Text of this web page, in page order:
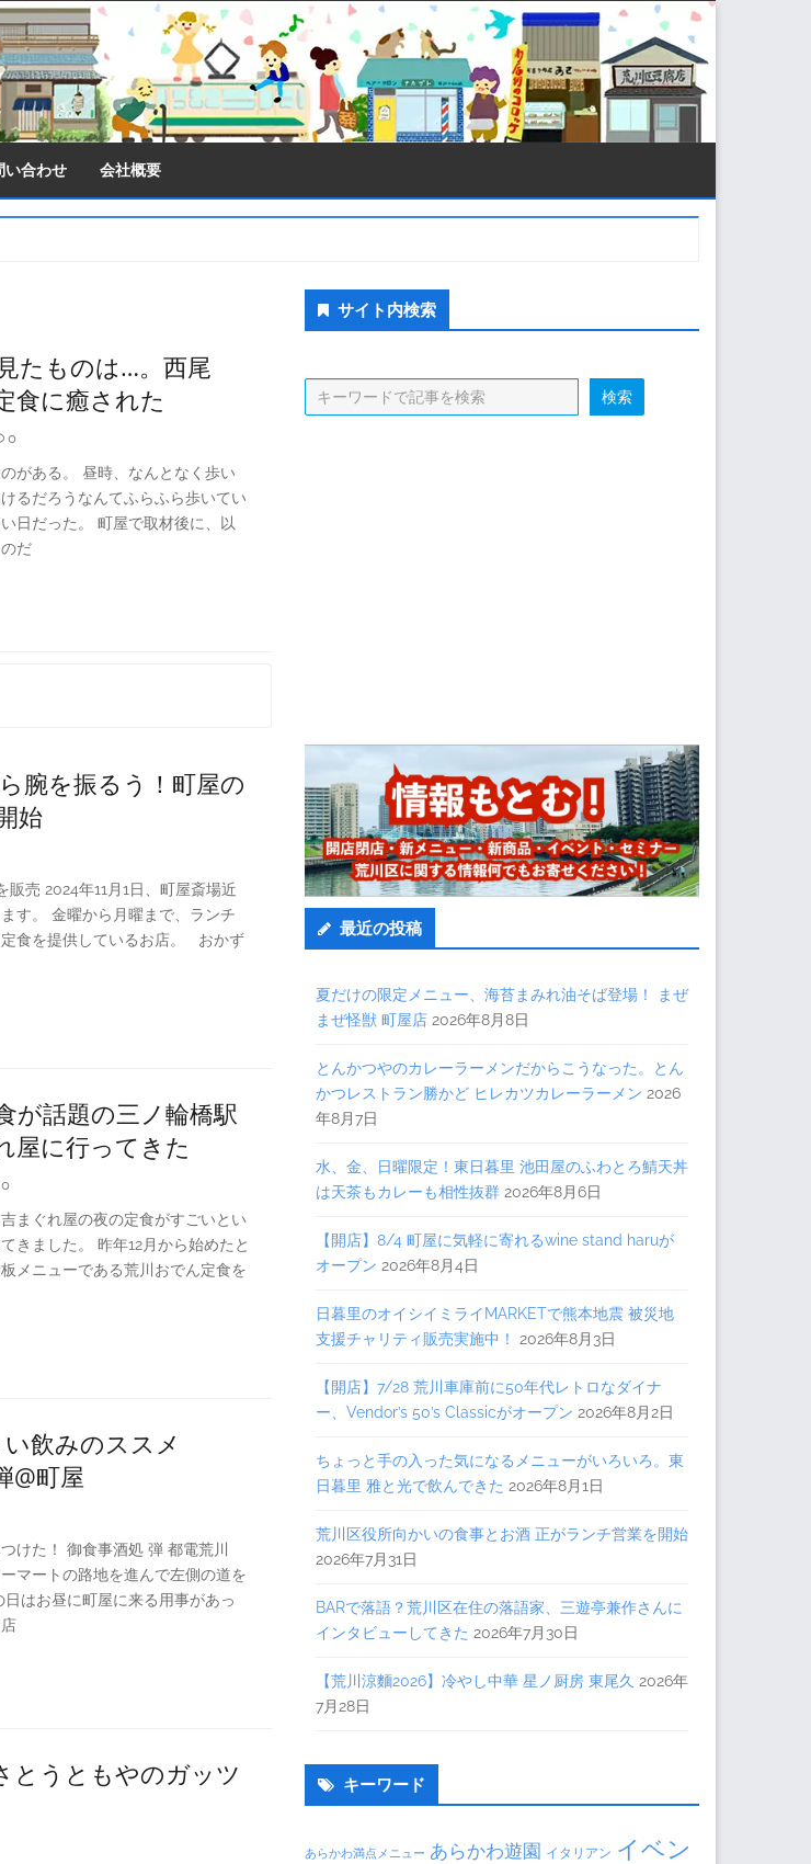
い合わせ 会社概要
たものは…。西尾
食に癒された
0
がある。 昼時、なんとなく歩い
るだろうなんてふらふら歩いてい
日だった。 町屋で取材後に、以
だ
腕を振るう！町屋の
始
販売 2024年11月1日、町屋斎場近
す。 金曜から月曜まで、ランチ
食を提供しているお店。 おかず
が話題の三ノ輪橋駅
屋に行ってきた
0
まぐれ屋の夜の定食がすごいとい
きました。 昨年12月から始めたと
メニューである荒川おでん定食を
飲みのススメ
@町屋
けた！ 御食事酒処 弾 都電荒川
マートの路地を進んで左側の道を
はお昼に町屋に来る用事があっ
とうともやのガッツ
Secondary
Sidebar
サイト内検索
最近の投稿
夏だけの限定メニュー、海苔まみれ油そば登場！ まぜ
まぜ怪獣 町屋店 2026年8月8日
とんかつやのカレーラーメンだからこうなった。とん
かつレストラン勝かど ヒレカツカレーラーメン 2026
年8月7日
水、金、日曜限定！東日暮里 池田屋のふわとろ鯖天丼
は天茶もカレーも相性抜群 2026年8月6日
【開店】8/4 町屋に気軽に寄れるwine stand haruが
オープン 2026年8月4日
日暮里のオイシイミライMARKETで熊本地震 被災地
支援チャリティ販売実施中！
2026年8月3日
【開店】7/28 荒川車庫前に50年代レトロなダイナ
ー、Vendor’s 50’s Classicがオープン 2026年8月2日
ちょっと手の入った気になるメニューがいろいろ。東
日暮里 雅と光で飲んできた 2026年8月1日
荒川区役所向かいの食事とお酒 正がランチ営業を開始
2026年7月31日
BARで落語？荒川区在住の落語家、三遊亭兼作さんに
インタビューしてきた 2026年7月30日
【荒川涼麵2026】冷やし中華 星ノ厨房 東尾久 2026年
7月28日
キーワード
あらかわ満点メニュー あらかわ遊園 イタリアン イベン